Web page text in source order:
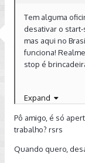
Tem alguma
desativar o
mas aqui no
funciona!
stop é
Expand
Pô amigo, é só
trabalho? rsrs
Quando quero,